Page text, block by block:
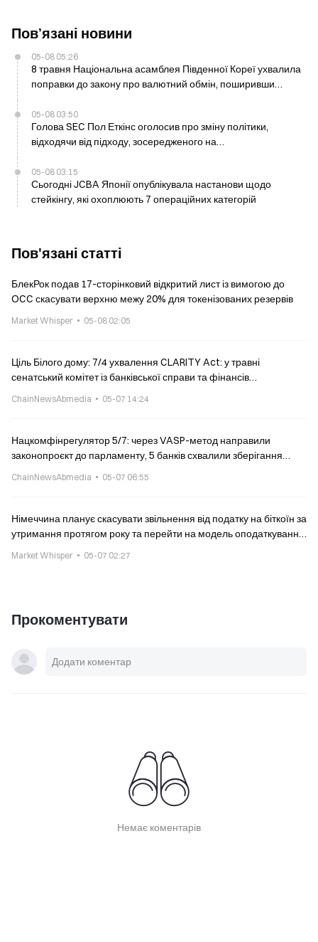
Пов’язані новини
05-08 05:26
8 травня Національна асамблея Південної Кореї ухвалила
поправки до закону про валютний обмін, поширивши
криптовалюти
05-08 03:50
Голова SEC Пол Еткінс оголосив про зміну політики,
відходячи від підходу, зосередженого на
05-08 03:15
Сьогодні JCBA Японії опублікувала настанови щодо
стейкінгу, які охоплюють 7 операційних категорій
Пов'язані статті
БлекРок подав 17-сторінковий відкритий лист із вимогою до
OCC скасувати верхню межу 20% для токенізованих резервів
Market Whisper 05-08 02:05
Ціль Білого дому: 7/4 ухвалення CLARITY Act: у травні
сенатський комітет із банківської справи та фінансів
ChainNewsAbmedia 05-07 14:24
Нацкомфінрегулятор 5/7: через VASP-метод направили
законопроєкт до парламенту, 5 банків схвалили зберігання
ChainNewsAbmedia 05-07 06:55
Німеччина планує скасувати звільнення від податку на біткоїн за
утримання протягом року та перейти на модель оподаткування
Market Whisper 05-07 02:27
Прокоментувати
Немає коментарів